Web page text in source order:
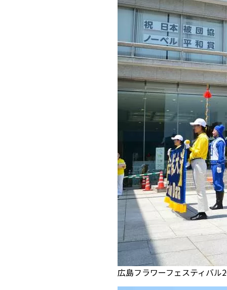
広島フラワーフェスティバル